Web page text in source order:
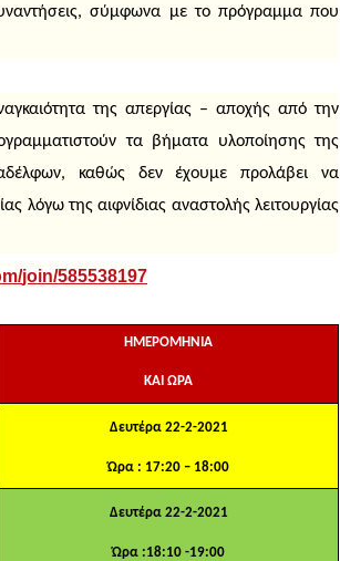
σύμφωνα με το πρόγραμμα που
της απεργίας – αποχής από την
τα βήματα υλοποίησης της
καθώς δεν έχουμε προλάβει να
λόγω της αιφνίδιας αναστολής λειτουργίας
/join/585538197
ΗΜΕΡΟΜΗΝΙΑ
ΚΑΙ ΩΡΑ
Δευτέρα 22-2-2021
Ώρα : 17:20 – 18:00
Δευτέρα 22-2-2021
Ώρα :18:10 -19:00